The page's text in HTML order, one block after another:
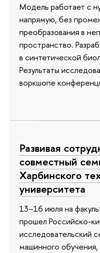
Модель работает с
напрямую, без
преобразования в
пространство.
в синтетической
Результаты
воркшопе
Развивая
совместный
Харбинского
университета
13–16 июля на
прошел Российско-
исследовательский
машинного